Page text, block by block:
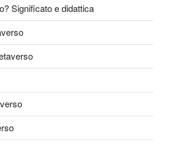
Significato e didattica